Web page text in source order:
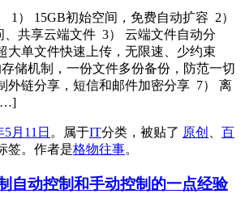
1） 15GB初始空间，免费自动扩容 2）
、共享云端文件 3） 云端文件自动分
大单文件快速上传，无限速、少约束
储机制，一份文件多份备份，防范一切
外链分享，短信和邮件加密分享 7） 离
5月11日 。属于IT分类，被贴了 原创
百
签。 作者是格物往事。
自动控制和手动控制的一点经验